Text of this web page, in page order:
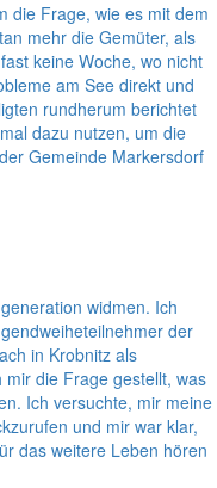
die Frage, wie es mit dem
mehr die Gemüter, als
keine Woche, wo nicht
am See direkt und
rundherum berichtet
dazu nutzen, um die
Gemeinde Markersdorf
widmen. Ich
der
in Krobnitz als
die Frage gestellt, was
Ich versuchte, mir meine
und mir war klar,
das weitere Leben hören